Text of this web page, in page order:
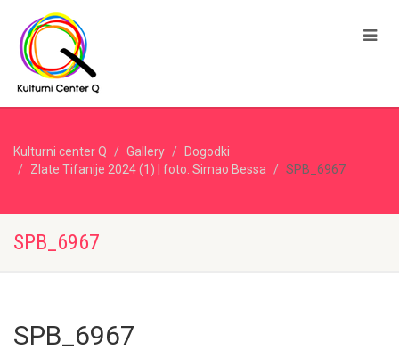
Kulturni center Q Gallery
Dogodki
Zlate Tifanije 2024 (1) | foto: Simao Bessa
SPB_6967
SPB_6967
SPB_6967